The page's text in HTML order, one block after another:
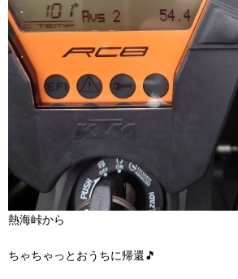
熱海峠から
ちゃちゃっとおうちに帰還🎵